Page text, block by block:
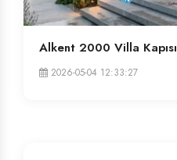
Alkent 2000 Villa Kapısı
2026-05-04 12:33:27